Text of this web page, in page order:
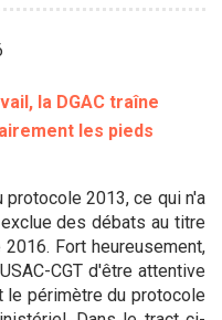
la DGAC traîne
les pieds
2013, ce qui n'a
des débats au titre
Fort heureusement,
CGT d'être attentive
le périmètre du protocole